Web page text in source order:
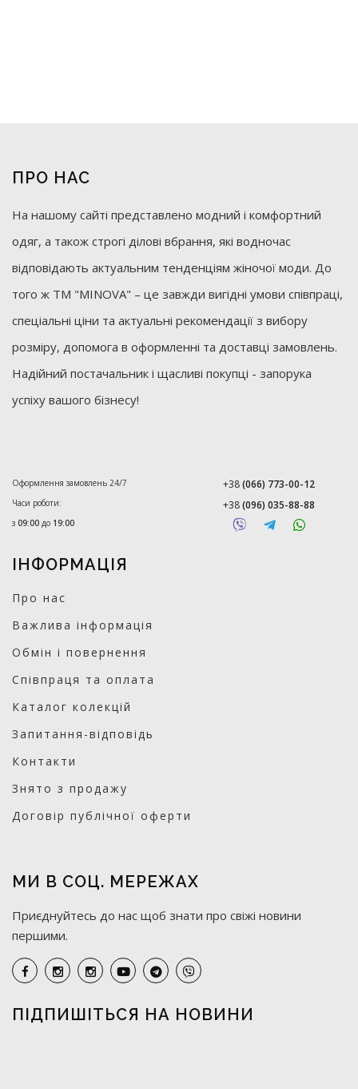
ПРО НАС
На нашому сайті представлено модний і комфортний
одяг, а також строгі ділові вбрання, які водночас
відповідають актуальним тенденціям жіночої моди. До
того ж ТМ "MINOVA" – це завжди вигідні умови співпраці,
спеціальні ціни та актуальні рекомендації з вибору
розміру, допомога в оформленні та доставці замовлень.
Надійний постачальник і щасливі покупці - запорука
успіху вашого бізнесу!
Оформлення замовлень 24/7
Часи роботи:
з 09:00 до 19:00
+38(066) 773-00-12
+38(096) 035-88-88
ІНФОРМАЦІЯ
Про нас
Важлива інформація
Обмін і повернення
Співпраця та оплата
Каталог колекцій
Запитання-відповідь
Контакти
Знято з продажу
Договір публічної оферти
МИ В СОЦ. МЕРЕЖАХ
Приєднуйтесь до нас щоб знати про свіжі новини
першими.
ПІДПИШІТЬСЯ НА НОВИНИ